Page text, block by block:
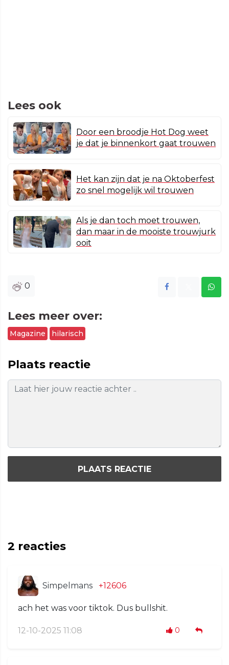
Lees ook
Door een broodje Hot Dog weet
je dat je binnenkort gaat trouwen
Het kan zijn dat je na Oktoberfest
zo snel mogelijk wil trouwen
Als je dan toch moet trouwen,
dan maar in de mooiste trouwjurk
ooit
0
Lees meer over:
Magazine hilarisch
Plaats reactie
PLAATS REACTIE
2 reacties
Simpelmans +12606
ach het was voor tiktok. Dus bullshit.
12-10-2025 11:08 0